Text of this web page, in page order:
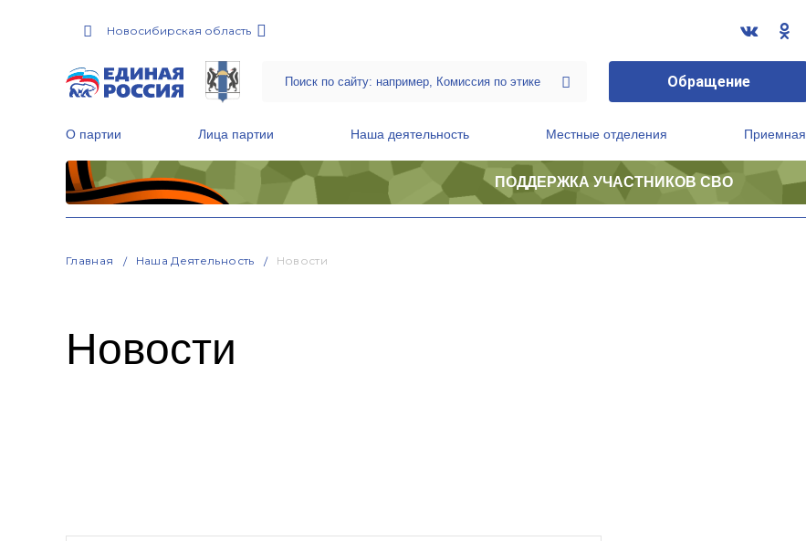
Новосибирская область
Обращение
О партии Лица партии Наша деятельность Местные отделения Приемная
ПОДДЕРЖКА УЧАСТНИКОВ СВО
Главная Наша Деятельность Новости
Новости